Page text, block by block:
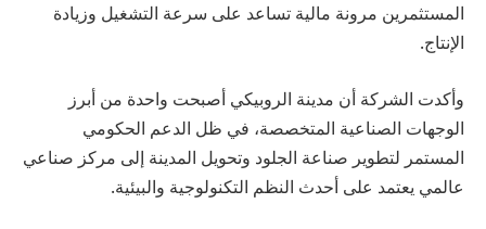
المستثمرين مرونة مالية تساعد على سرعة التشغيل وزيادة
الإنتاج.
وأكدت الشركة أن مدينة الروبيكي أصبحت واحدة من أبرز
الوجهات الصناعية المتخصصة، في ظل الدعم الحكومي
المستمر لتطوير صناعة الجلود وتحويل المدينة إلى مركز صناعي
عالمي يعتمد على أحدث النظم التكنولوجية والبيئية.